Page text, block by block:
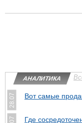
АНАЛИТИКА
28.07 Вот самые
Где